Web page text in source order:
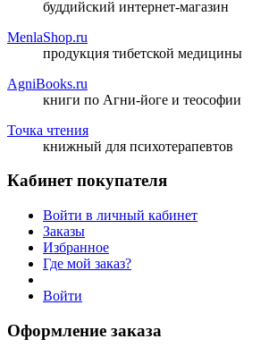
буддийский интернет-магазин
MenlaShop.ru
продукция тибетской медицины
AgniBooks.ru
книги по Агни-йоге и теософии
Точка чтения
книжный для психотерапевтов
Кабинет покупателя
Войти в личный кабинет
Заказы
Избранное
Где мой заказ?
Войти
Оформление заказа